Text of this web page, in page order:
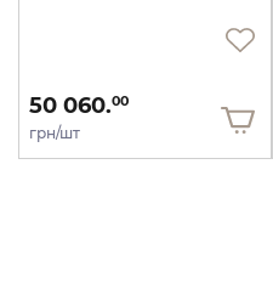
50 060.00
грн/шт